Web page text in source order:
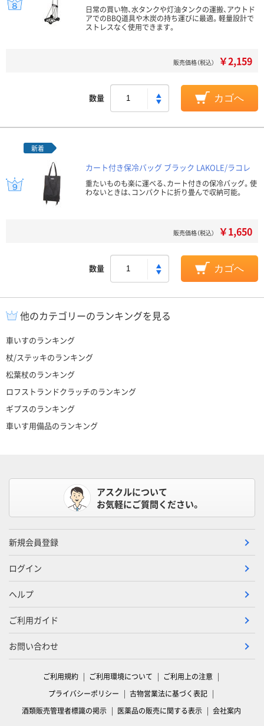
日常の買い物、水タンクや灯油タンクの運搬、アウトド
アでのBBQ道具や木炭の持ち運びに最適。軽量設計で
ストレスなく使用できます。
販売価格（税込） ￥2,159
数量 カゴへ
新着
カート付き保冷バッグ ブラック LAKOLE/ラコレ
重たいものも楽に運べる、カート付きの保冷バッグ。使
わないときは、コンパクトに折り畳んで収納可能。
販売価格（税込） ￥1,650
数量 カゴへ
他のカテゴリーのランキングを見る
車いすのランキング
杖/ステッキのランキング
松葉杖のランキング
ロフストランドクラッチのランキング
ギプスのランキング
車いす用備品のランキング
アスクルについて
お気軽にご質問ください。
新規会員登録
ログイン
ヘルプ
ご利用ガイド
お問い合わせ
ご利用規約 ご利用環境について
ご利用上の注意
プライバシーポリシー
古物営業法に基づく表記
酒類販売管理者標識の掲示
医薬品の販売に関する表示 会社案内